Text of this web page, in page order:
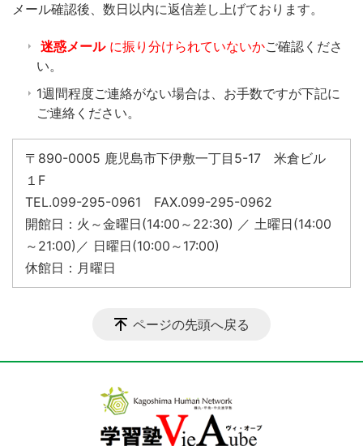
​メール確認後、数日以内に返信差し上げております。
迷惑メール に振り分けられていないかご確認くださ
い。
1週間程度ご連絡がない場合は、お手数ですが下記に
ご連絡ください。
〒890-0005 鹿児島市下伊敷一丁目5-17 米倉ビル
１F
TEL.099-295-0961 FAX.099-295-0962
開館日：火～金曜日(14:00～22:30) ／ 土曜日(14:00
～21:00)／ 日曜日(10:00～17:00)
休館日：月曜日
ページの先頭へ戻る